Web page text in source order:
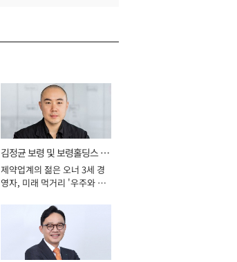
김정균 보령 및 보령홀딩스 대
표이사 사장
제약업계의 젊은 오너 3세 경
영자, 미래 먹거리 '우주와 헬